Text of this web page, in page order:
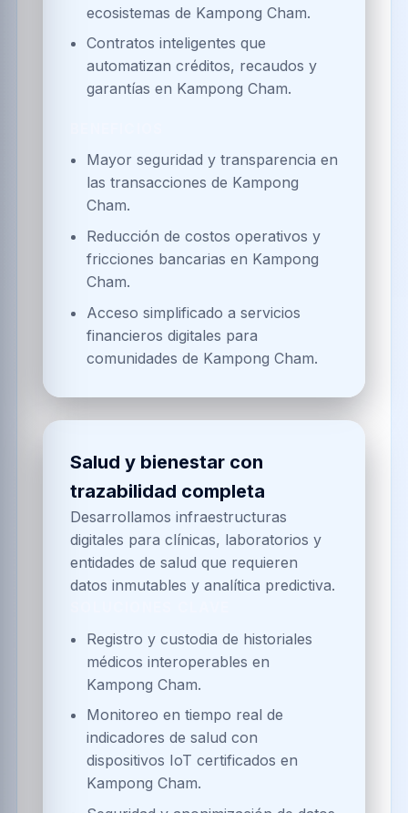
ecosistemas de Kampong Cham.
Contratos inteligentes que
automatizan créditos, recaudos y
garantías en Kampong Cham.
Mayor seguridad y transparencia en
las transacciones de Kampong
Cham.
Reducción de costos operativos y
fricciones bancarias en Kampong
Cham.
Acceso simplificado a servicios
financieros digitales para
comunidades de Kampong Cham.
Salud y bienestar con
trazabilidad completa
Desarrollamos infraestructuras
digitales para clínicas, laboratorios y
entidades de salud que requieren
datos inmutables y analítica predictiva.
Registro y custodia de historiales
médicos interoperables en
Kampong Cham.
Monitoreo en tiempo real de
indicadores de salud con
dispositivos IoT certificados en
Kampong Cham.